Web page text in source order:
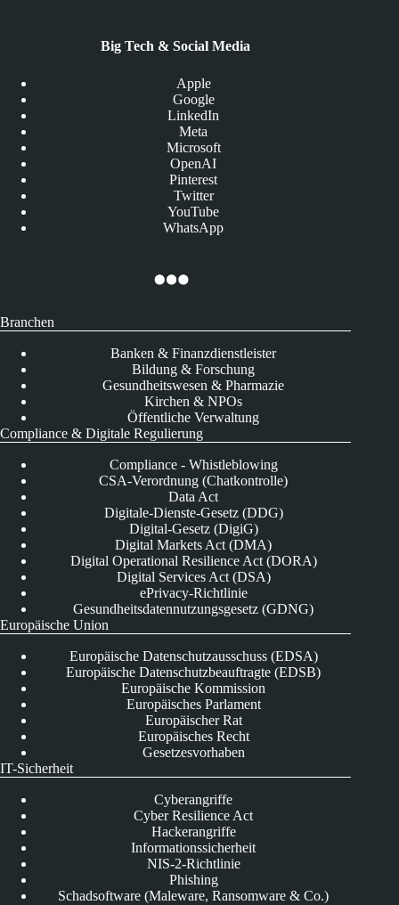
Big Tech & Social Media
Apple
Google
LinkedIn
Meta
Microsoft
OpenAI
Pinterest
Twitter
YouTube
WhatsApp
Branchen
Banken & Finanzdienstleister
Bildung & Forschung
Gesundheitswesen & Pharmazie
Kirchen & NPOs
Öffentliche Verwaltung
Compliance & Digitale Regulierung
Compliance - Whistleblowing
CSA-Verordnung (Chatkontrolle)
Data Act
Digitale-Dienste-Gesetz (DDG)
Digital-Gesetz (DigiG)
Digital Markets Act (DMA)
Digital Operational Resilience Act (DORA)
Digital Services Act (DSA)
ePrivacy-Richtlinie
Gesundheitsdatennutzungsgesetz (GDNG)
Europäische Union
Europäische Datenschutzausschuss (EDSA)
Europäische Datenschutzbeauftragte (EDSB)
Europäische Kommission
Europäisches Parlament
Europäischer Rat
Europäisches Recht
Gesetzesvorhaben
IT-Sicherheit
Cyberangriffe
Cyber Resilience Act
Hackerangriffe
Informationssicherheit
NIS-2-Richtlinie
Phishing
Schadsoftware (Maleware, Ransomware & Co.)